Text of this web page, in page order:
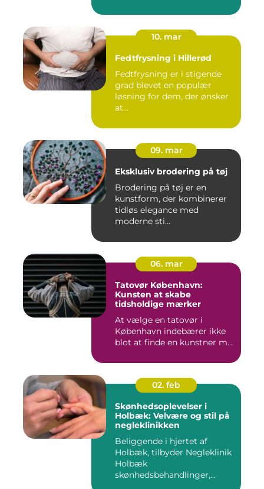
10. mar
Fedtfrysning i Hillerød
Fedtfrysning er i stigende
grad blevet en populær
løsning for dem, der ønsker
at...
09. mar
Eksklusiv brodering på tøj
Brodering på tøj er en
kunstform, der kombinerer
tidløs elegance med
moderne sti...
06. mar
Tatovør København:
Kunsten at skabe
tidsholdige mærker
At vælge en tatovør i
København indebærer ikke
blot at finde en kunstner m...
02. feb
Skønhedsoplevelser i
Holbæk: Velvære og stil på
negleklinikken
Beliggende i hjertet af
Holbæk, tilbyder Negleklinik
Holbæk
skønhedsbehandlinger,...